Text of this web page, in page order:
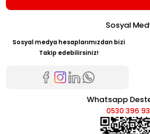
Sosyal
Sosyal medya hesaplarımızdan bizi
Takip edebilirsiniz!
Whatsapp
0530 396 93